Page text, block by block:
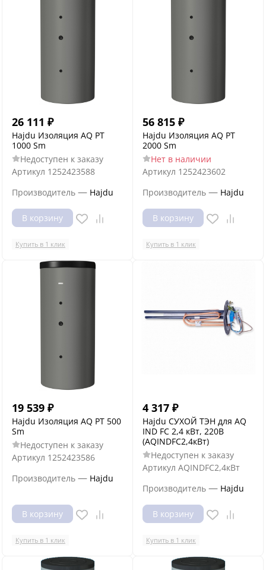
26 111 ₽
Hajdu Изоляция AQ PT
1000 Sm
Недоступен к заказу
Артикул 1252423588
Производитель — Hajdu
В корзину
Купить в 1 клик
56 815 ₽
Hajdu Изоляция AQ PT
2000 Sm
Нет в наличии
Артикул 1252423602
Производитель — Hajdu
В корзину
Купить в 1 клик
19 539 ₽
Hajdu Изоляция AQ PT 500
Sm
Недоступен к заказу
Артикул 1252423586
Производитель — Hajdu
В корзину
Купить в 1 клик
4 317 ₽
Hajdu СУХОЙ ТЭН для AQ
IND FC 2,4 кВт, 220B
(AQINDFC2,4кВт)
Недоступен к заказу
Артикул AQINDFC2,4кВт
Производитель — Hajdu
В корзину
Купить в 1 клик